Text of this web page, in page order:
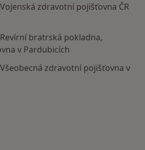
zdravotní pojišťovna ČR
bratrská pokladna,
v Pardubicích
zdravotní pojišťovna v